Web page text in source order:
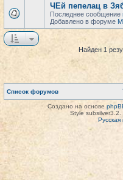
ЧЕй пепелац в
Последнее сообщение
Добавлено в форуме
Найден 1
Список форумов
Создано на основе
Style subsilver3.2.